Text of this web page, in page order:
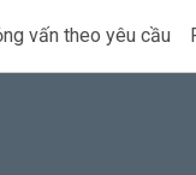
vấn theo yêu cầu